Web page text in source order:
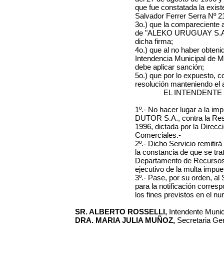
que fue constatada la
Salvador Ferrer Serra Nº
3o.) que la compareciente
de "ALEKO URUGUAY
dicha firma;
4o.) que al no haber
Intendencia Municipal de
debe aplicar sanción;
5o.) que por lo expuesto,
resolución manteniendo
EL
1º.- No hacer lugar a la
DUTOR S.A., contra la
1996, dictada por la
Comerciales.-
2º.- Dicho Servicio
la constancia de que se
Departamento de
ejecutivo de la multa
3º.- Pase, por su orden,
para la notificación
los fines previstos en el
SR. ALBERTO ROSSELLI, Intendente
DRA. MARIA JULIA MUÑOZ, Secretaria